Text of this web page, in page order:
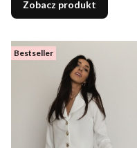
Zobacz produkt
Bestseller